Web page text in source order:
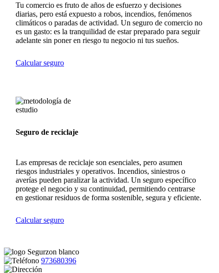
Tu comercio es fruto de años de esfuerzo y decisiones
diarias, pero está expuesto a robos, incendios, fenómenos
climáticos o paradas de actividad. Un seguro de comercio no
es un gasto: es la tranquilidad de estar preparado para seguir
adelante sin poner en riesgo tu negocio ni tus sueños.
Calcular seguro
Seguro de reciclaje
Las empresas de reciclaje son esenciales, pero asumen
riesgos industriales y operativos. Incendios, siniestros o
averías pueden paralizar la actividad. Un seguro específico
protege el negocio y su continuidad, permitiendo centrarse
en gestionar residuos de forma sostenible, segura y eficiente.
Calcular seguro
973680396